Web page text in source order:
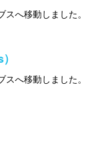
スへ移動しました。
スへ移動しました。